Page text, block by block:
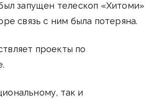
запущен телескоп «Хитоми»
связь с ним была потеряна.
проекты по
так и